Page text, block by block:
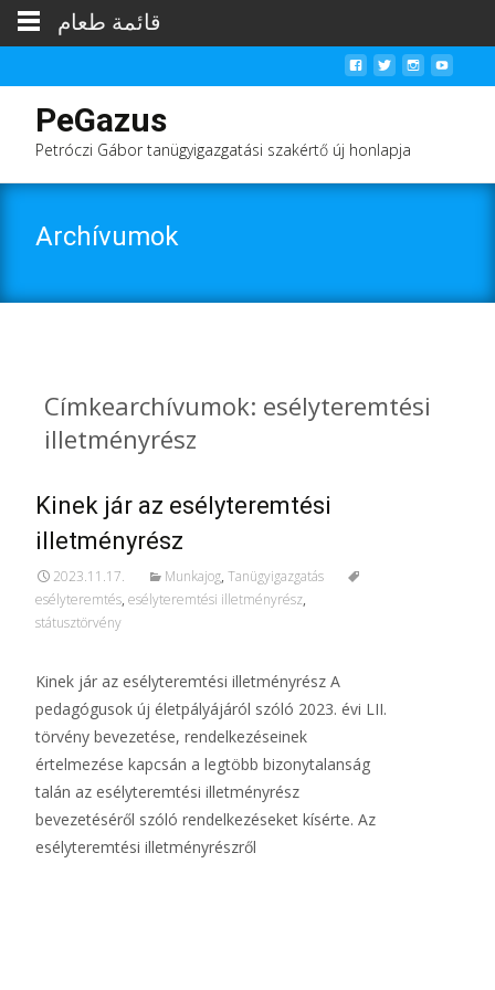
PeGazus
Petróczi Gábor tanügyigazgatási szakértő új honlapja
Archívumok
Címkearchívumok: esélyteremtési
illetményrész
Kinek jár az esélyteremtési
illetményrész
2023.11.17. Munkajog, Tanügyigazgatás
esélyteremtés, esélyteremtési illetményrész,
státusztörvény
Kinek jár az esélyteremtési illetményrész A
pedagógusok új életpályájáról szóló 2023. évi LII.
törvény bevezetése, rendelkezéseinek
értelmezése kapcsán a legtöbb bizonytalanság
talán az esélyteremtési illetményrész
bevezetéséről szóló rendelkezéseket kísérte. Az
esélyteremtési illetményrészről
قائمة طعام